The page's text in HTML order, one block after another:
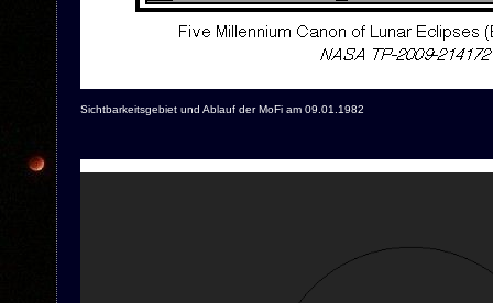
Sichtbarkeitsgebiet und Ablauf der MoFi am 09.01.1982